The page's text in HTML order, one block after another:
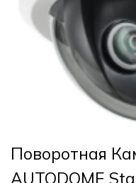
Поворотная
AUTODOME